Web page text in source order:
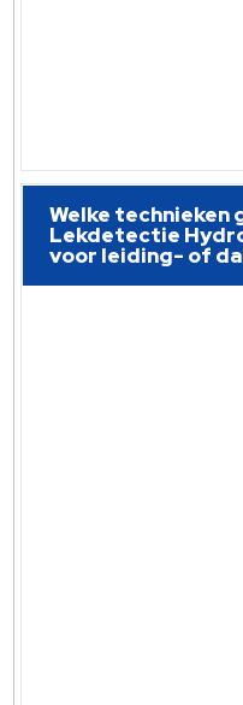
Welke technieken
Lekdetectie
voor leiding- of